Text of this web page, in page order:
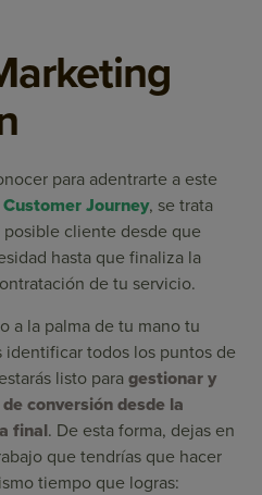
para adentrarte a este
Customer Journey, se trata
cliente desde que
hasta que finaliza la
de tu servicio.
a la palma de tu mano tu
identificar todos los puntos de
listo paragestionar y
conversión desde la
final. De esta forma, dejas en
que tendrías que hacer
tiempo que logras: